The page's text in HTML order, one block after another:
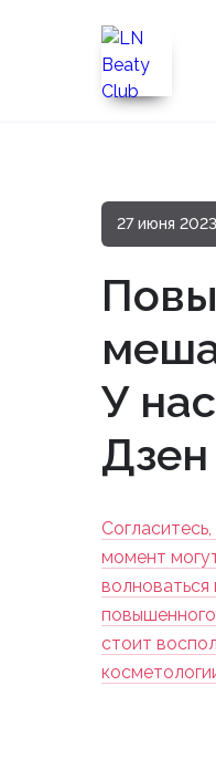
27 июня 2023
У
Дзен
момент
стоит